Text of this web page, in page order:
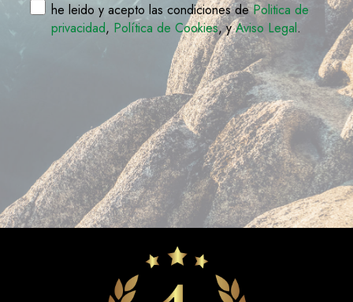
he leido y acepto las condiciones dePolitica de
privacidad, Política de Cookies, yAviso Legal.